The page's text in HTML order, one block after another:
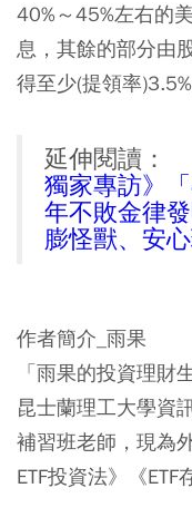
40%～45%左右的
息，其餘的部分由
得至少(提領率
延伸閱讀：
獨家專訪》
年不敗金律
膨怪獸、安
作者簡介_雨果
「雨果的投資理財
昆士蘭理工大學資
補習班老師，現為
ETF投資法》《ETF